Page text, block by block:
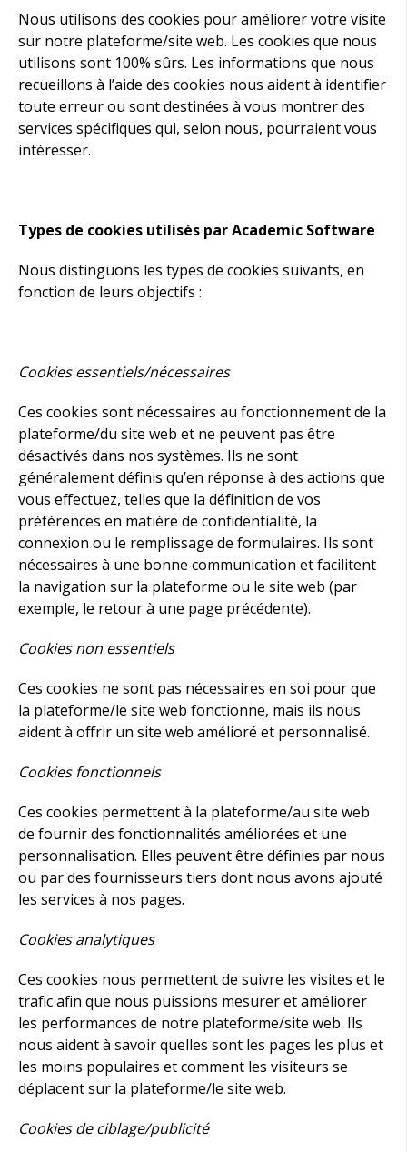
Nous utilisons des cookies pour améliorer votre visite
sur notre plateforme/site web. Les cookies que nous
utilisons sont 100% sûrs. Les informations que nous
recueillons à l’aide des cookies nous aident à identifier
toute erreur ou sont destinées à vous montrer des
services spécifiques qui, selon nous, pourraient vous
intéresser.
Types de cookies utilisés par Academic Software
Nous distinguons les types de cookies suivants, en
fonction de leurs objectifs :
Cookies essentiels/nécessaires
Ces cookies sont nécessaires au fonctionnement de la
plateforme/du site web et ne peuvent pas être
désactivés dans nos systèmes. Ils ne sont
généralement définis qu’en réponse à des actions que
vous effectuez, telles que la définition de vos
préférences en matière de confidentialité, la
connexion ou le remplissage de formulaires. Ils sont
nécessaires à une bonne communication et facilitent
la navigation sur la plateforme ou le site web (par
exemple, le retour à une page précédente).
Cookies non essentiels
Ces cookies ne sont pas nécessaires en soi pour que
la plateforme/le site web fonctionne, mais ils nous
aident à offrir un site web amélioré et personnalisé.
Cookies fonctionnels
Ces cookies permettent à la plateforme/au site web
de fournir des fonctionnalités améliorées et une
personnalisation. Elles peuvent être définies par nous
ou par des fournisseurs tiers dont nous avons ajouté
les services à nos pages.
Cookies analytiques
Ces cookies nous permettent de suivre les visites et le
trafic afin que nous puissions mesurer et améliorer
les performances de notre plateforme/site web. Ils
nous aident à savoir quelles sont les pages les plus et
les moins populaires et comment les visiteurs se
déplacent sur la plateforme/le site web.
Cookies de ciblage/publicité